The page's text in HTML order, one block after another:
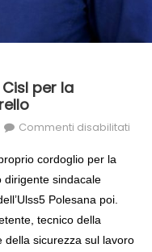
per la
Commenti disabilitati
cordoglio per la
dirigente sindacale
Polesana poi.
tecnico della
della sicurezza sul lavoro